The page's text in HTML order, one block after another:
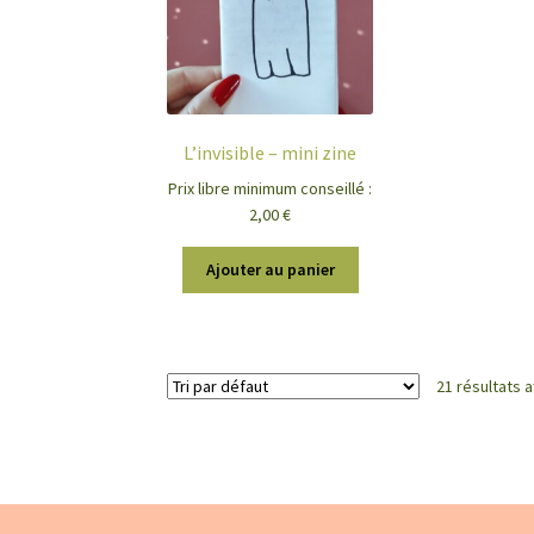
L’invisible – mini zine
Prix libre minimum conseillé :
2,00€
Ajouter au panier
21 résultats